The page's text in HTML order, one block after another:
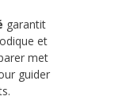
garantit
et
met
guider